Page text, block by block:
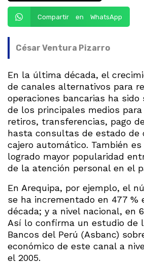
Compartir en WhatsApp
César Ventura Pizarro
En la última década, el
de canales alternativos para
operaciones bancarias ha sido
de los principales medios
retiros, transferencias, pago
hasta consultas de estado de
cajero automático. También
logrado mayor popularidad
de la atención personal en el
En Arequipa, por ejemplo, el
se ha incrementado en 477 %
década; y a nivel nacional, en
Así lo confirma un estudio de
Bancos del Perú (Asbanc)
económico de este canal a
el 2005.